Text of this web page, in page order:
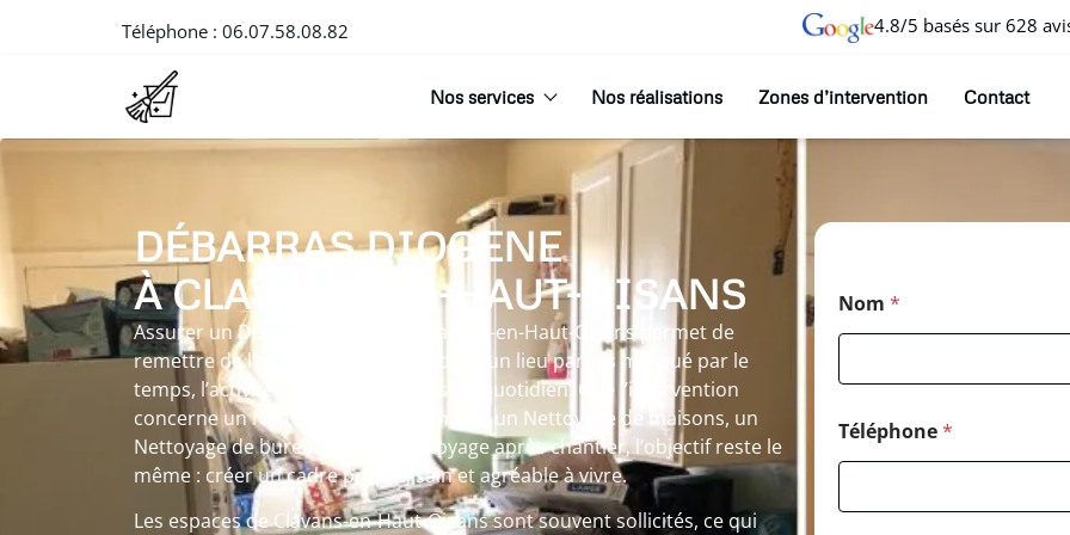
Téléphone : 06.07.58.08.82 4.8/5 basés sur 628
Nos services Nos réalisations Zones d’intervention Contact
DÉBARRAS DIOGENE
À CLAVANS-EN-HAUT-OISANS
Assurer un Débarras diogene à Clavans-en-Haut-Oisans permet de
remettre de l’ordre et de la clarté dans un lieu parfois marqué par le
temps, l’activité ou les événements du quotidien. Que l’intervention
concerne un Nettoyage d’appartement, un Nettoyage de maisons, un
Nettoyage de bureaux ou un Nettoyage après chantier, l’objectif reste le
même : créer un cadre propre, sain et agréable à vivre.
Les espaces de Clavans-en-Haut-Oisans sont souvent sollicités, ce qui
Nom *
Téléphone*